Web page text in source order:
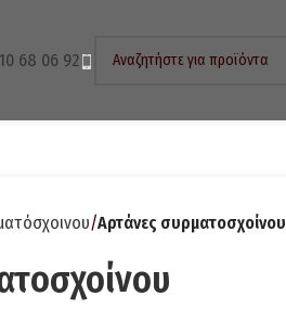
68 06 92
Αρτάνες συρματoσχοίνου